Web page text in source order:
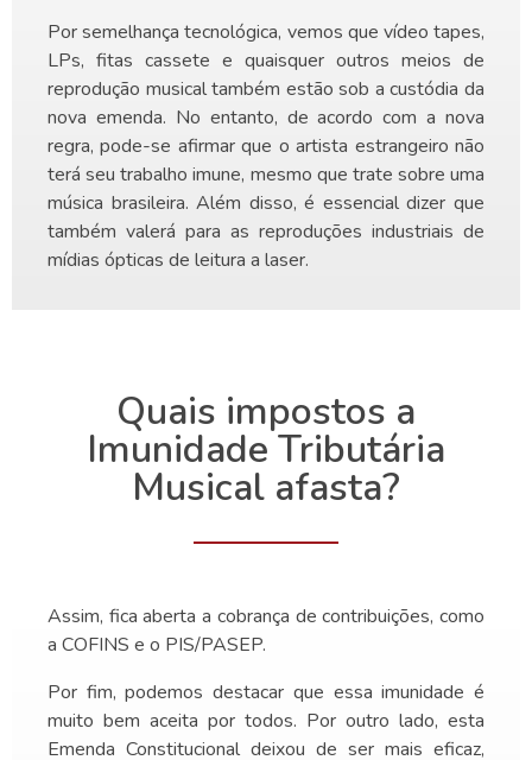
Por semelhança tecnológica, vemos que vídeo tapes,
LPs, fitas cassete e quaisquer outros meios de
reprodução musical também estão sob a custódia da
nova emenda. No entanto, de acordo com a nova
regra, pode-se afirmar que o artista estrangeiro não
terá seu trabalho imune, mesmo que trate sobre uma
música brasileira. Além disso, é essencial dizer que
também valerá para as reproduções industriais de
mídias ópticas de leitura a laser.
Quais impostos a
Imunidade Tributária
Musical afasta?
Assim, fica aberta a cobrança de contribuições, como
a COFINS e o PIS/PASEP.
Por fim, podemos destacar que essa imunidade é
muito bem aceita por todos. Por outro lado, esta
Emenda Constitucional deixou de ser mais eficaz,